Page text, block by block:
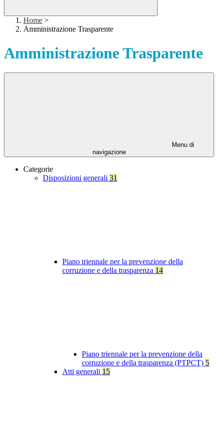
Home >
Amministrazione Trasparente
Amministrazione Trasparente
Menu di
navigazione
Categorie
Disposizioni generali 31
Piano triennale per la prevenzione della
corruzione e della trasparenza 14
Piano triennale per la prevenzione della
corruzione e della trasparenza (PTPCT) 5
Atti generali 15